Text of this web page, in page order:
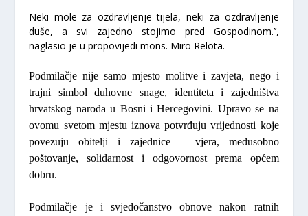
Neki mole za ozdravljenje tijela, neki za ozdravljenje
duše, a svi zajedno stojimo pred Gospodinom.’’,
naglasio je u propovijedimons. Miro Relota.
Podmilačje nije samo mjesto molitve i zavjeta, nego i
trajni simbol duhovne snage, identiteta i zajedništva
hrvatskog naroda u Bosni i Hercegovini. Upravo se na
ovomu svetom mjestu iznova potvrđuju vrijednosti koje
povezuju obitelji i zajednice – vjera, međusobno
poštovanje, solidarnost i odgovornost prema općem
dobru.
Podmilačje je i svjedočanstvo obnove nakon ratnih